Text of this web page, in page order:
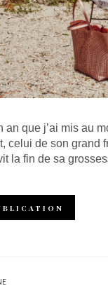
an que j’ai mis au
celui de son grand
la fin de sa